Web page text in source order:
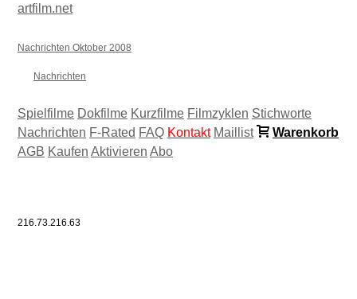
artfilm.net
Nachrichten Oktober 2008
Nachrichten
Spielfilme Dokfilme Kurzfilme Filmzyklen Stichworte
Nachrichten F-Rated FAQ Kontakt Maillist
Warenkorb
AGB Kaufen Aktivieren Abo
216.73.216.63